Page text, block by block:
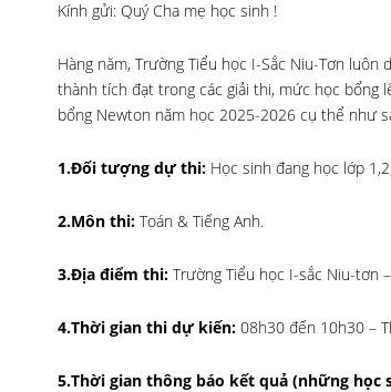
Kính gửi: Quý Cha mẹ học sinh !
Hàng năm, Trường Tiểu học I-Sắc Niu-Tơn
thành tích đạt trong các giải thi, mức học bổng
bổng Newton năm học 2025-2026 cụ thể như
1.Đối tượng dự thi: Học sinh đang học lớp
2.Môn thi: Toán & Tiếng Anh.
3.Địa điểm thi: Trường Tiểu học I-sắc Niu-tơn
4.Thời gian thi dự kiến: 08h30 đến 10h30 –
5.Thời gian thông báo kết quả (những học